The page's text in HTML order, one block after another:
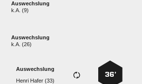
Auswechslung
k.A. (9)
Auswechslung
k.A. (26)
36’
Auswechslung
  